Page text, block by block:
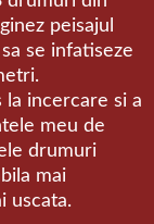
peisajul
se infatiseze
incercare si a
meu de
drumuri
mai
uscata.